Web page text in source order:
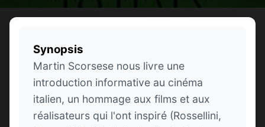
Synopsis
Martin Scorsese nous livre une
introduction informative au cinéma
italien, un hommage aux films et aux
réalisateurs qui l'ont inspiré (Rossellini,